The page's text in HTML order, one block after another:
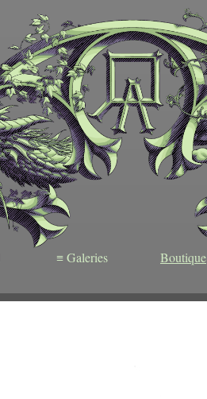
Boutique
≡ Galeries